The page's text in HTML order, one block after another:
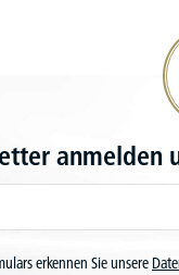
anmelden
erkennen Sie unsere